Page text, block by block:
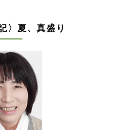
〉夏、真盛り